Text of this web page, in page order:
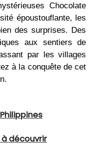
Chocolate
époustouflante, les
des surprises. Des
aux sentiers de
par les villages
à la conquête de cet
à découvrir